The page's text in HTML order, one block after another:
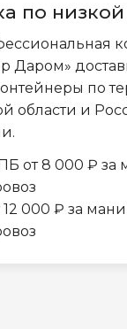
по
Даром»
по
области и
от 8 000 ₽ за
000 ₽ за